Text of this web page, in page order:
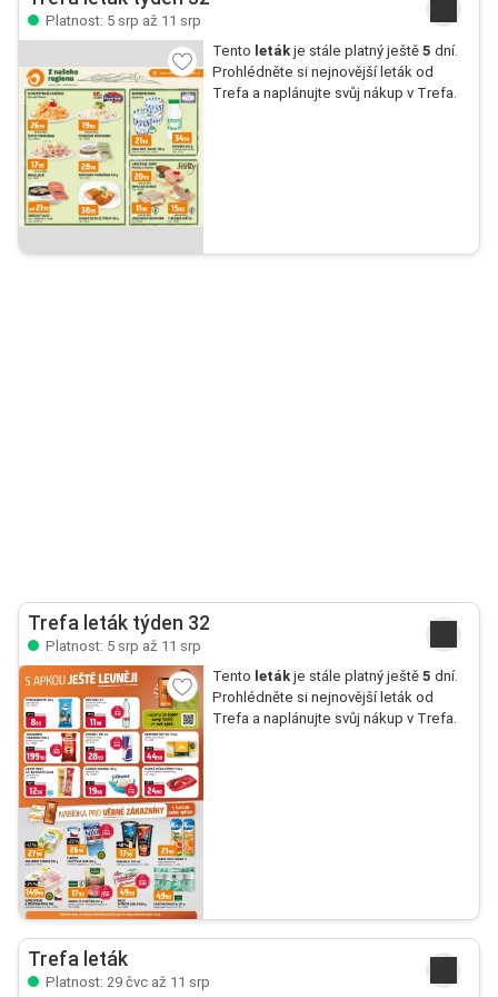
Platnost: 5 srp až 11 srp
Tento letákje stále platný ještě 5 dní.
Prohlédněte si nejnovější leták od
Trefa a naplánujte svůj nákup v Trefa.
Trefa leták týden 32
Platnost: 5 srp až 11 srp
Tento letákje stále platný ještě 5 dní.
Prohlédněte si nejnovější leták od
Trefa a naplánujte svůj nákup v Trefa.
Trefa leták
Platnost: 29 čvc až 11 srp